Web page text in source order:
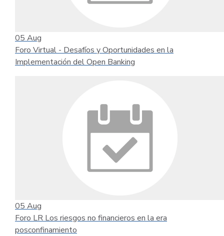
05 Aug
Foro Virtual - Desafíos y Oportunidades en la
Implementación del Open Banking
05 Aug
Foro LR Los riesgos no financieros en la era
posconfinamiento